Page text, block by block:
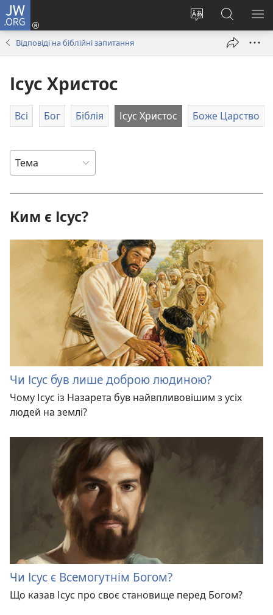
JW.ORG
Змінити
Увійти
(відкривається
Пошук
на
сайті
Відповіді на біблійні запитання
Ісус Христос
Всі Бог Біблія Ісус Христос Боже Царство
Ким є Ісус?
Чи Ісус був лише доброю людиною?
Чому Ісус із Назарета був найвпливовішим з усіх
людей на землі?
Чи Ісус є Всемогутнім Богом?
Що казав Ісус про своє становище перед Богом?